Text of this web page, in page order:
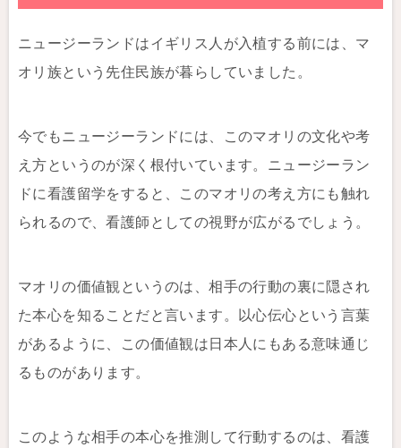
ニュージーランドはイギリス人が入植する前には、マ
オリ族という先住民族が暮らしていました。
今でもニュージーランドには、このマオリの文化や考
え方というのが深く根付いています。ニュージーラン
ドに看護留学をすると、このマオリの考え方にも触れ
られるので、看護師としての視野が広がるでしょう。
マオリの価値観というのは、相手の行動の裏に隠され
た本心を知ることだと言います。以心伝心という言葉
があるように、この価値観は日本人にもある意味通じ
るものがあります。
このような相手の本心を推測して行動するのは、看護